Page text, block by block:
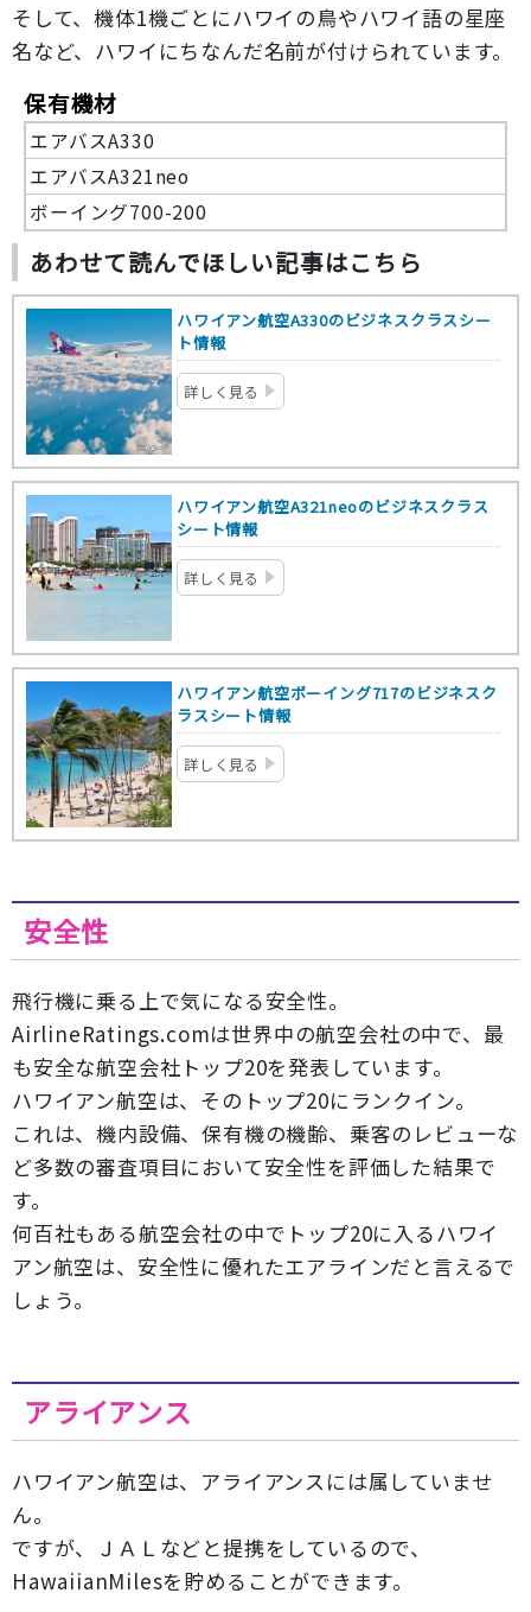
そして、機体1機ごとにハワイの鳥やハワイ語の星座
名など、ハワイにちなんだ名前が付けられています。
保有機材
エアバスA330
エアバスA321neo
ボーイング700-200
あわせて読んでほしい記事はこちら
ハワイアン航空A330のビジネスクラスシー
ト情報
詳しく見る
ハワイアン航空A321neoのビジネスクラス
シート情報
詳しく見る
ハワイアン航空ボーイング717のビジネスク
ラスシート情報
詳しく見る
安全性
飛行機に乗る上で気になる安全性。
AirlineRatings.comは世界中の航空会社の中で、最
も安全な航空会社トップ20を発表しています。
ハワイアン航空は、そのトップ20にランクイン。
これは、機内設備、保有機の機齢、乗客のレビューな
ど多数の審査項目において安全性を評価した結果で
す。
何百社もある航空会社の中でトップ20に入るハワイ
アン航空は、安全性に優れたエアラインだと言えるで
しょう。
アライアンス
ハワイアン航空は、アライアンスには属していませ
ん。
ですが、ＪＡＬなどと提携をしているので、
HawaiianMilesを貯めることができます。